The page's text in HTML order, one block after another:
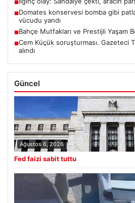
■
■Domates konservesi bomba gibi
vücudu yandı
■Bahçe Mutfakları ve Prestijli Yaşam
■Cem Küçük soruşturması. Gazeteci
alındı
Güncel
Ağustos 6, 2026
Fed faizi sabit tuttu